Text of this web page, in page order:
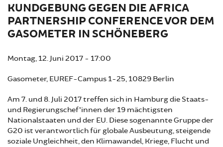
KUNDGEBUNG GEGEN DIE AFRICA
PARTNERSHIP CONFERENCE VOR DEM
GASOMETER IN SCHÖNEBERG
Montag, 12. Juni 2017 - 17:00
Gasometer, EUREF-Campus 1-25, 10829 Berlin
Am 7. und 8. Juli 2017 treffen sich in Hamburg die Staats-
und Regierungschef*innen der 19 mächtigsten
Nationalstaaten und der EU. Diese sogenannte Gruppe der
G20 ist verantwortlich für globale Ausbeutung, steigende
soziale Ungleichheit, den Klimawandel, Kriege, Flucht und